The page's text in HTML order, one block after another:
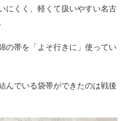
にくく、軽くて扱いやすい名古
の帯を「よそ行きに」使ってい
んでいる袋帯ができたのは戦後